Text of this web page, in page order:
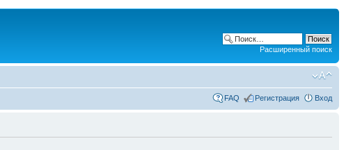
Расширенный поиск
FAQ Регистрация Вход